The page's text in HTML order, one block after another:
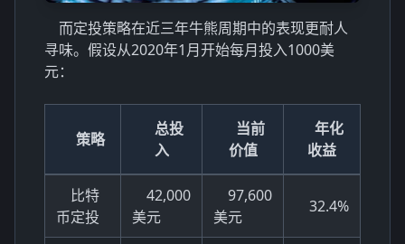
而定投策略在近三年牛熊周期中的表现更耐人
寻味。假设从2020年1月开始每月投入1000美
元：
策略
总投
入
当前
价值
年化
收益
比特
币定投
42,000
美元
97,600
美元
32.4%